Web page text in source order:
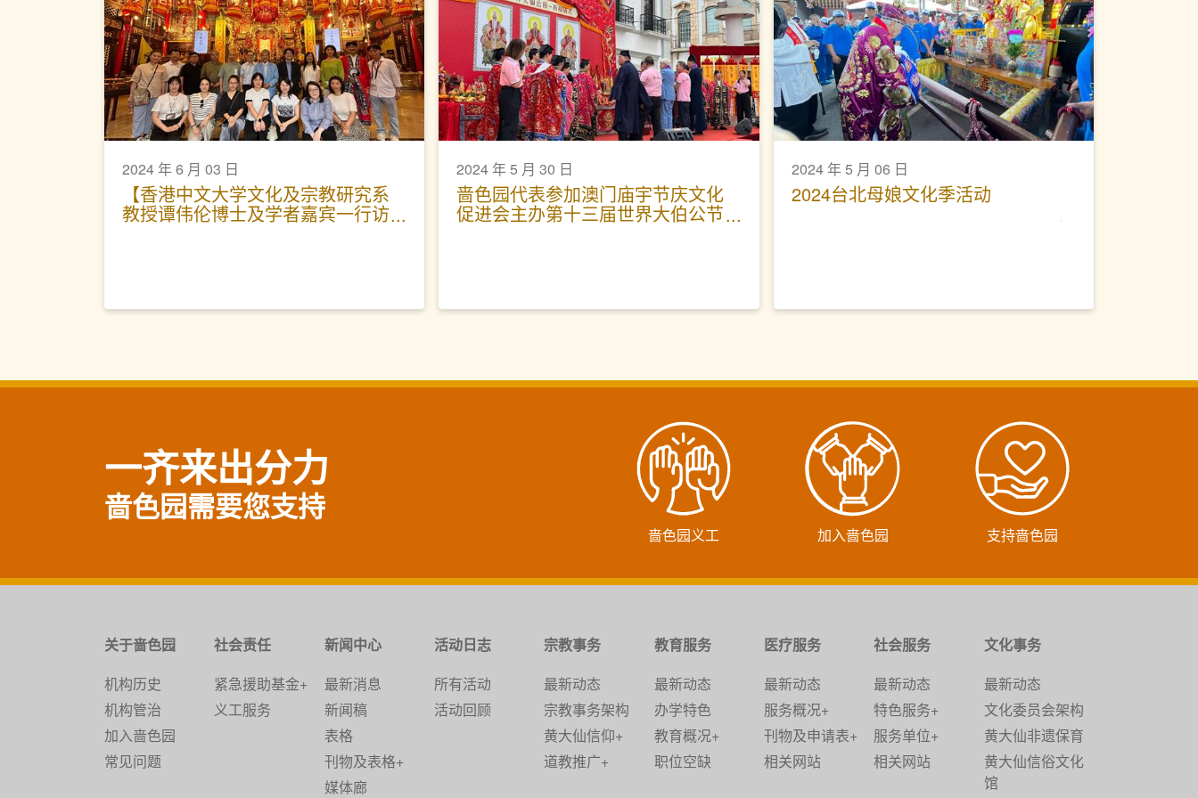
2024 年 6 月 03 日
【香港中文大学文化及宗教研究系
教授谭伟伦博士及学者嘉宾一行访
2024 年 5 月 30 日
啬色园代表参加澳门庙宇节庆文化
促进会主办第十三届世界大伯公节
2024 年 5 月 06 日
2024台北母娘文化季活动
一齐来出分力
啬色园需要您支持
啬色园义工 加入啬色园 支持啬色园
关于啬色园
机构历史
机构管治
加入啬色园
常见问题
社会责任
紧急援助基金+
义工服务
新闻中心
最新消息
新闻稿
表格
刊物及表格+
媒体廊
活动日志
所有活动
活动回顾
宗教事务
最新动态
宗教事务架构
黄大仙信仰+
道教推广+
教育服务
最新动态
办学特色
教育概况+
职位空缺
医疗服务
最新动态
服务概况+
刊物及申请表+
相关网站
社会服务
最新动态
特色服务+
服务单位+
相关网站
文化事务
最新动态
文化委员会架构
黄大仙非遗保育
黄大仙信俗文化
馆